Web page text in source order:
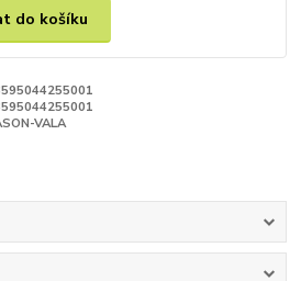
do košíku
VALA